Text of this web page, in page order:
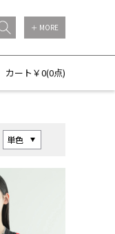
＋ MORE
カート￥0(0点)